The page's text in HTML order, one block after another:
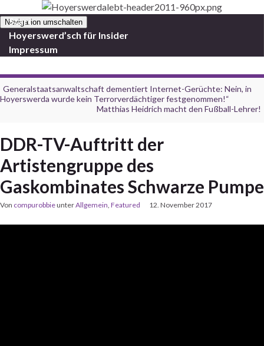
Navigation umschalten
Start
Hoyerswerd’sch für Insider
Impressum
Generalstaatsanwaltschaft dementiert Internet-Gerüchte: Nein, in
Hoyerswerda wurde kein Terrorverdächtiger festgenommen!“
Matthias Heidrich macht den Fußball-Lehrer!
DDR-TV-Auftritt der
Artistengruppe des
Gaskombinates Schwarze Pumpe
Von compurobbieunterAllgemein, Featured 12. November 2017